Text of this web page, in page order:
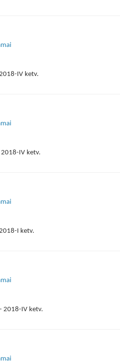
IV ketv.
IV ketv.
I ketv.
2018-IV ketv.